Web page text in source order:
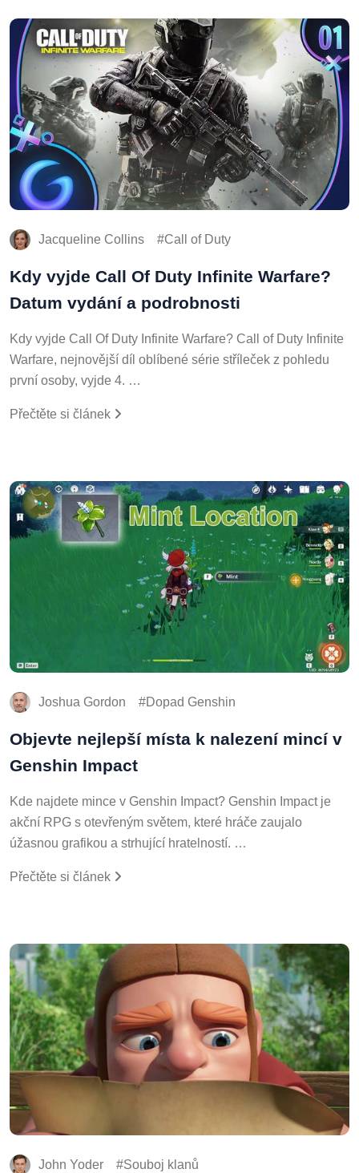
Jacqueline Collins Call of Duty
Kdy vyjde Call Of Duty Infinite Warfare?
Datum vydání a podrobnosti
Kdy vyjde Call Of Duty Infinite Warfare? Call of Duty Infinite
Warfare, nejnovější díl oblíbené série stříleček z pohledu
první osoby, vyjde 4. …
Přečtěte si článek
Joshua Gordon Dopad Genshin
Objevte nejlepší místa k nalezení mincí v
Genshin Impact
Kde najdete mince v Genshin Impact? Genshin Impact je
akční RPG s otevřeným světem, které hráče zaujalo
úžasnou grafikou a strhující hratelností. …
Přečtěte si článek
John Yoder Souboj klanů